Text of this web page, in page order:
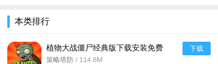
文版v4.0.52
本类排行
植物大战僵尸经典版下载安装免费
v3.15.0安卓版
策略塔防 / 114.8M
下载